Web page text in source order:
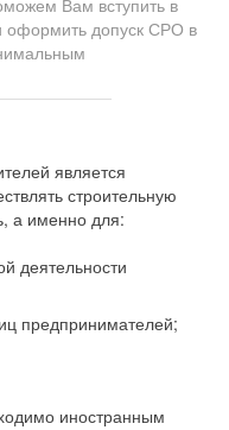
Вам вступить в
оформить допуск СРО в
является
строительную
а именно для:
деятельности
предпринимателей;
иностранным